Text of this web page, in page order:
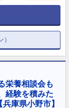
栄養相談会も
経験を積みた
庫県小野市】